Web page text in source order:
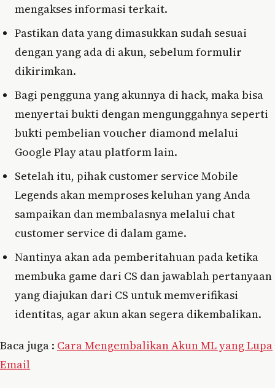
mengakses informasi terkait.
Pastikan data yang dimasukkan sudah sesuai
dengan yang ada di akun, sebelum formulir
dikirimkan.
Bagi pengguna yang akunnya di hack, maka bisa
menyertai bukti dengan mengunggahnya seperti
bukti pembelian voucher diamond melalui
Google Play atau platform lain.
Setelah itu, pihak customer service Mobile
Legends akan memproses keluhan yang Anda
sampaikan dan membalasnya melalui chat
customer service di dalam game.
Nantinya akan ada pemberitahuan pada ketika
membuka game dari CS dan jawablah pertanyaan
yang diajukan dari CS untuk memverifikasi
identitas, agar akun akan segera dikembalikan.
Baca juga : Cara Mengembalikan Akun ML yang Lupa
Email